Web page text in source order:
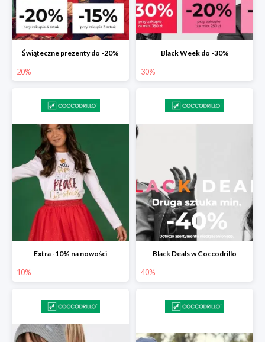
Świąteczne prezenty do -20%
20%
Black Week do -30%
30%
Extra -10% na nowości
10%
Black Deals w Coccodrillo
40%